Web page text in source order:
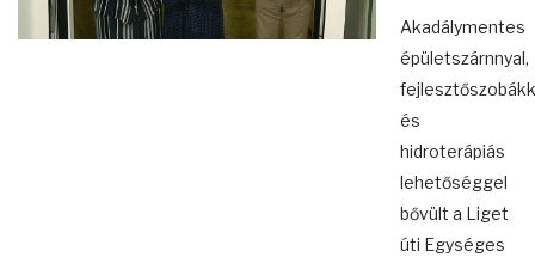
Akadálymentes
épületszárnnyal,
és
hidroterápiás
lehetőséggel
bővült a Liget
úti Egységes